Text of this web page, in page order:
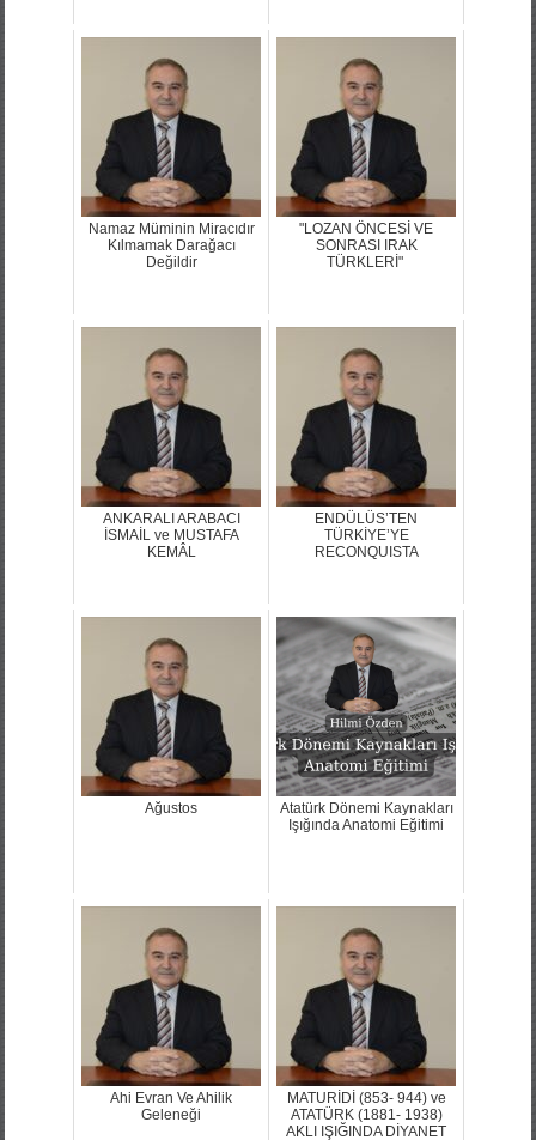
Namaz Müminin Miracıdır
Kılmamak Darağacı
Değildir
"LOZAN ÖNCESİ VE
SONRASI IRAK
TÜRKLERİ"
ANKARALI ARABACI
İSMAİL ve MUSTAFA
KEMÂL
ENDÜLÜS’TEN
TÜRKİYE’YE
RECONQUISTA
Ağustos
Atatürk Dönemi Kaynakları
Işığında Anatomi Eğitimi
Ahi Evran Ve Ahilik
Geleneği
MATURİDİ (853- 944) ve
ATATÜRK (1881- 1938)
AKLI IŞIĞINDA DİYANET